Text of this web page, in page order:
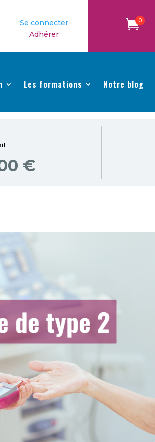
Se connecter
Adhérer
0
Les formations Notre blog
€